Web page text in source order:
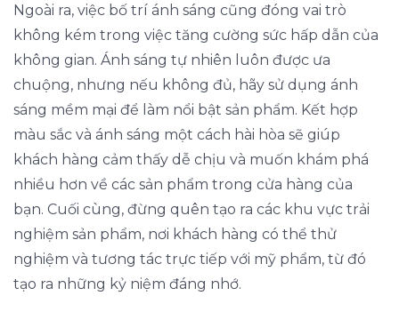
Ngoài ra, việc bố trí ánh sáng cũng đóng vai trò
không kém trong việc tăng cường sức hấp dẫn của
không gian. Ánh sáng tự nhiên luôn được ưa
chuộng, nhưng nếu không đủ, hãy sử dụng ánh
sáng mềm mại để làm nổi bật sản phẩm. Kết hợp
màu sắc và ánh sáng một cách hài hòa sẽ giúp
khách hàng cảm thấy dễ chịu và muốn khám phá
nhiều hơn về các sản phẩm trong cửa hàng của
bạn. Cuối cùng, đừng quên tạo ra các khu vực trải
nghiệm sản phẩm, nơi khách hàng có thể thử
nghiệm và tương tác trực tiếp với mỹ phẩm, từ đó
tạo ra những kỷ niệm đáng nhớ.